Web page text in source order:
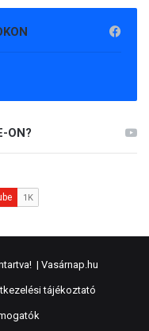
ON?
| Vasárnap.hu
tájékoztató